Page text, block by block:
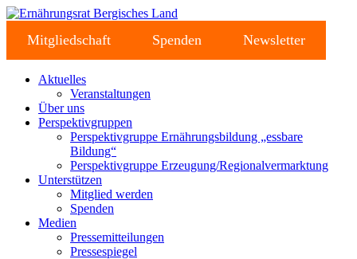
Mitgliedschaft Spenden Newsletter
Aktuelles
Veranstaltungen
Über uns
Perspektivgruppen
Perspektivgruppe Ernährungsbildung „essbare
Bildung“
Perspektivgruppe Erzeugung/Regionalvermarktung
Unterstützen
Mitglied werden
Spenden
Medien
Pressemitteilungen
Pressespiegel